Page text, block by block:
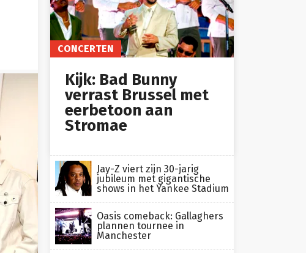
CONCERTEN
Kijk: Bad Bunny
verrast Brussel met
eerbetoon aan
Stromae
Jay-Z viert zijn 30-jarig
jubileum met gigantische
shows in het Yankee Stadium
Oasis comeback: Gallaghers
plannen tournee in
Manchester